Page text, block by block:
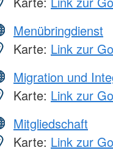
Menübringdienst
Karte: Link zur
Migration und
Karte: Link zur
Mitgliedschaft
Karte: Link zur